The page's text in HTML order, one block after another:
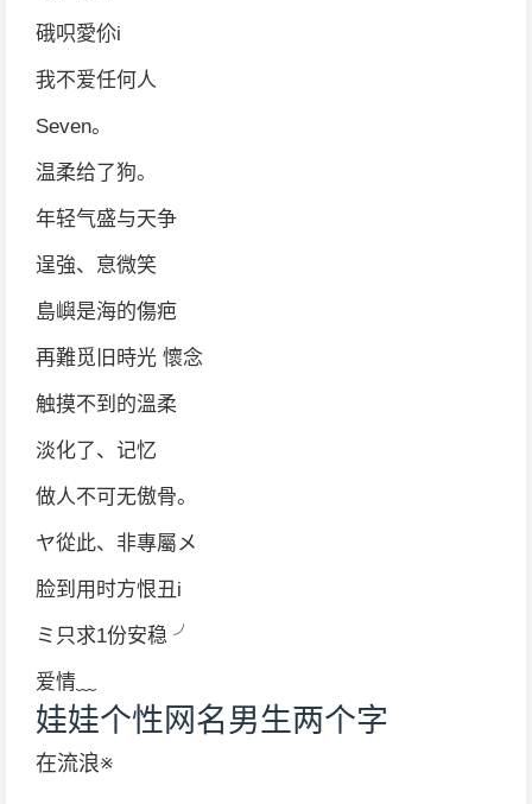
硪呮愛伱i
我不爱任何人
Seven。
温柔给了狗。
年轻气盛与天争
逞強、恴微笑
島嶼是海的傷疤
再難觅旧時光 懷念
触摸不到的溫柔
淡化了、记忆
做人不可无傲骨。
ヤ從此、非專屬メ
脸到用时方恨丑i
ミ只求1份安稳 ╯
爱情﹏
娃娃个性网名男生两个字
在流浪※